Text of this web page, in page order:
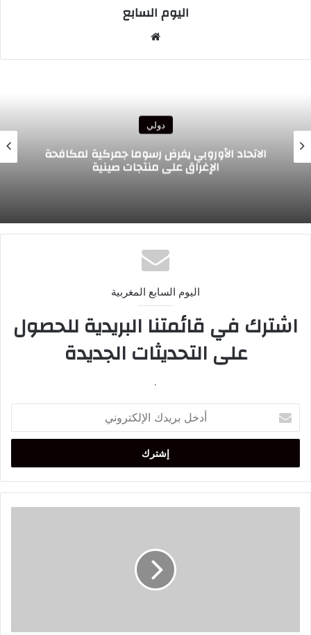
اليوم السابع
دولي
الاتحاد الأوروبي يفرض رسوما جمركية لمكافحة
الإغراق على منتجات صينية
اليوم السابع المغربية
اشترك في قائمتنا البريدية للحصول
على التحديثات الجديدة
.
بريدك
الإلكتروني